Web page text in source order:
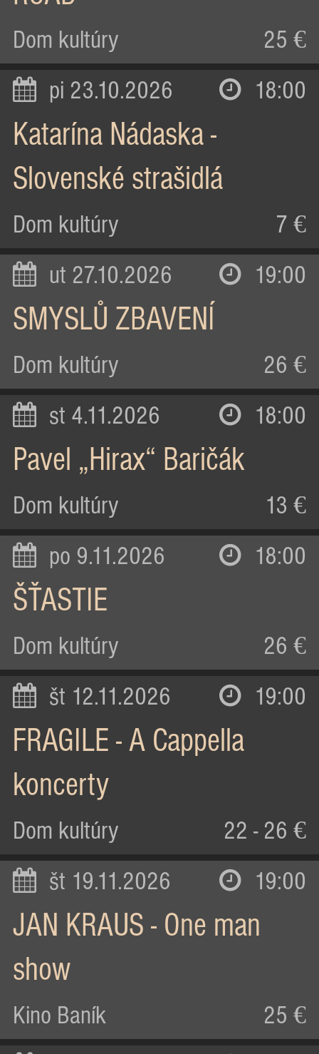
Dom kultúry 25 €
pi 23.10.2026 18:00
Katarína Nádaska -
Slovenské strašidlá
Dom kultúry 7 €
ut 27.10.2026 19:00
SMYSLŮ ZBAVENÍ
Dom kultúry 26 €
st 4.11.2026 18:00
Pavel „Hirax“ Baričák
Dom kultúry 13 €
po 9.11.2026 18:00
ŠŤASTIE
Dom kultúry 26 €
št 12.11.2026 19:00
FRAGILE - A Cappella
koncerty
Dom kultúry 22 - 26 €
št 19.11.2026 19:00
JAN KRAUS - One man
show
Kino Baník 25 €